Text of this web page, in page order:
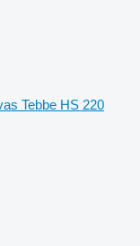
Tebbe HS 220